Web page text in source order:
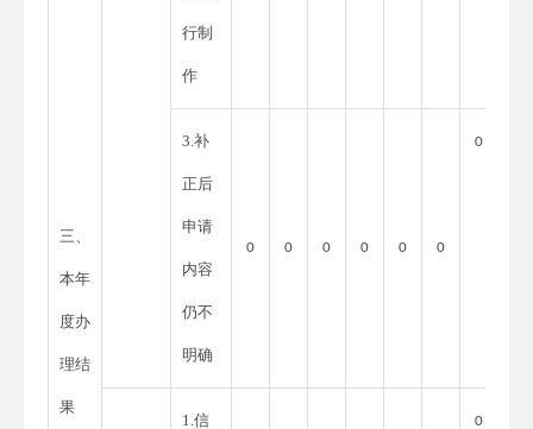
三、
本年
度办
理结
果
行制
作
3.补
正后
申请
内容
仍不
明确
0 0 0 0 0 0
0
1.信 0